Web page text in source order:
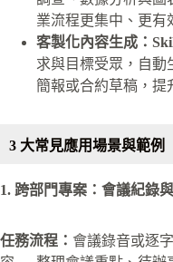
業流程更集中、更有
客製化內容生成：
求與目標受眾，自動
簡報或合約草稿，提
3 大常見應用場景與範例
1. 跨部門專案：會議紀錄
任務流程： 會議錄音或逐